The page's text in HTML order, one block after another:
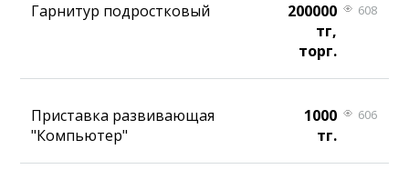
Гарнитур подростковый
200000
тг,
торг.
608
Приставка развивающая
"Компьютер"
1000
тг.
606